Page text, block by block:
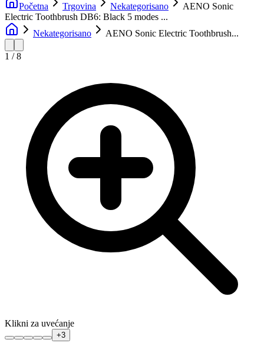
Početna Trgovina Nekategorisano
AENO Sonic
Electric Toothbrush DB6: Black 5 modes ...
Nekategorisano
AENO Sonic Electric Toothbrush...
1 /8
Klikni za uvećanje
+3